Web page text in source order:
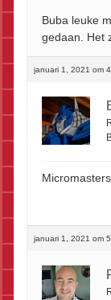
Buba leuke
gedaan. Het
januari 1, 2021 om
januari 1, 2021 om